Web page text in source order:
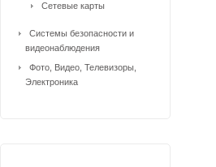
Сетевые карты
Системы безопасности и
видеонаблюдения
Фото, Видео, Телевизоры,
Электроника